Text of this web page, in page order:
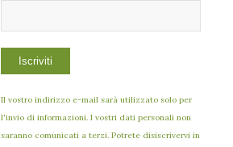
Il vostro indirizzo e-mail sarà utilizzato solo per
l'invio di informazioni. I vostri dati personali non
saranno comunicati a terzi. Potrete disiscrivervi in